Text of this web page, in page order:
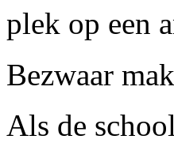
plek op een
Bezwaar
Als de